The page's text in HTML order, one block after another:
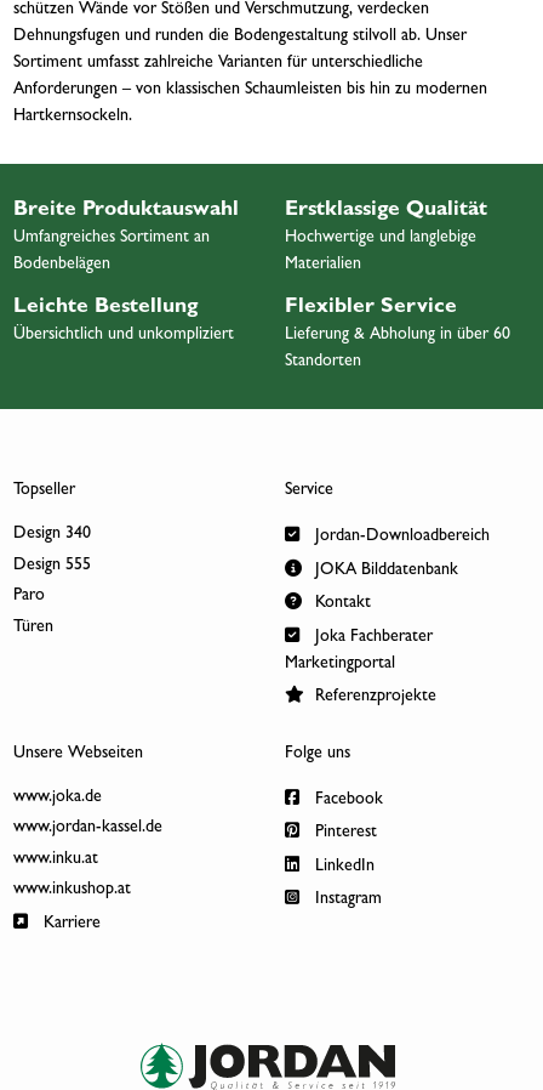
schützen Wände vor Stößen und Verschmutzung, verdecken
Dehnungsfugen und runden die Bodengestaltung stilvoll ab. Unser
Sortiment umfasst zahlreiche Varianten für unterschiedliche
Anforderungen – von klassischen Schaumleisten bis hin zu modernen
Hartkernsockeln.
Breite Produktauswahl
Umfangreiches Sortiment an
Bodenbelägen
Erstklassige Qualität
Hochwertige und langlebige
Materialien
Leichte Bestellung
Übersichtlich und unkompliziert
Flexibler Service
Lieferung & Abholung in über 60
Standorten
Topseller
Design 340
Design 555
Paro
Türen
Service
Jordan-Downloadbereich
JOKA Bilddatenbank
Kontakt
Joka Fachberater
Marketingportal
Referenzprojekte
Unsere Webseiten
www.joka.de
www.jordan-kassel.de
www.inku.at
www.inkushop.at
Karriere
Folge uns
Facebook
Pinterest
LinkedIn
Instagram